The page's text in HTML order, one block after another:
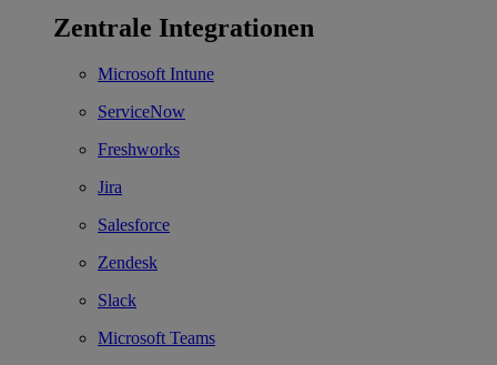
Zentrale Integrationen
Microsoft Intune
ServiceNow
Freshworks
Jira
Salesforce
Zendesk
Slack
Microsoft Teams